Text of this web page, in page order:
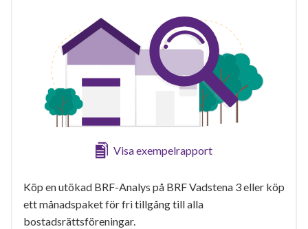
Visa exempelrapport
Köp en utökad BRF-Analys på BRF Vadstena 3 eller köp
ett månadspaket för fri tillgång till alla
bostadsrättsföreningar.